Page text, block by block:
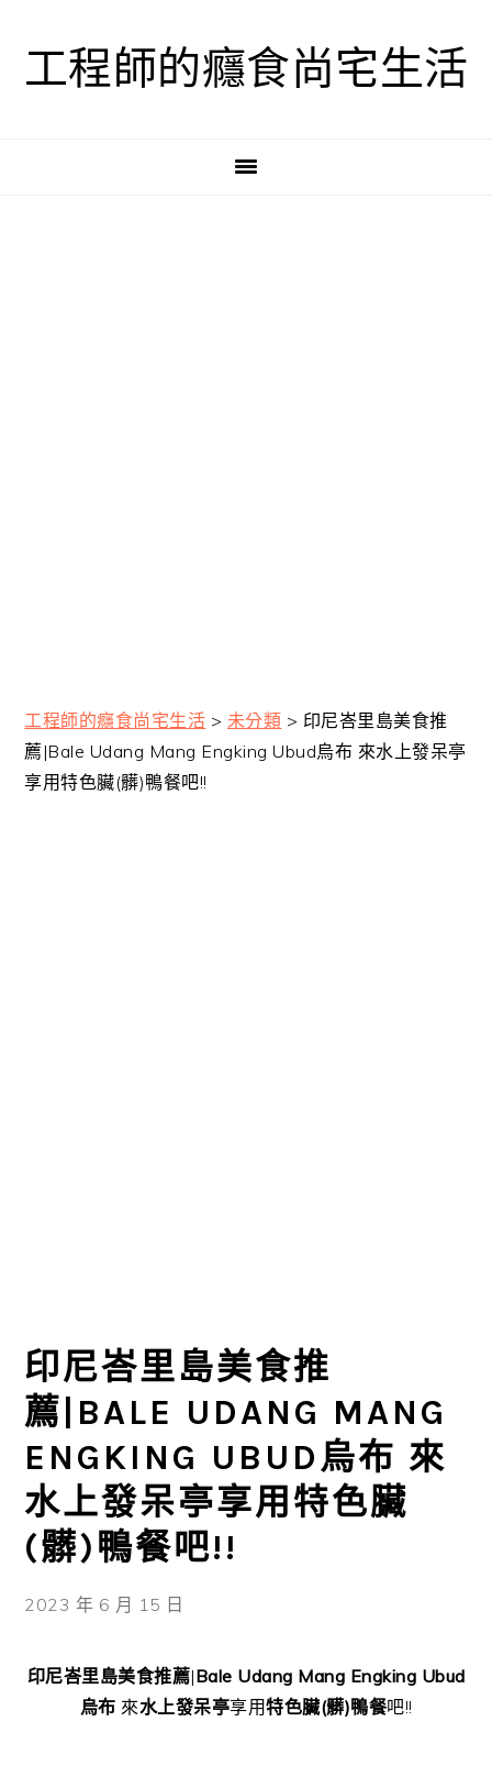
工程師的癮食尚宅生活
工程師的癮食尚宅生活 > 未分類 > 印尼峇里島美食推
薦|Bale Udang Mang Engking Ubud烏布 來水上發呆亭
享用特色臟(髒)鴨餐吧!!
印尼峇里島美食推
薦|BALE UDANG MANG
ENGKING UBUD烏布 來
水上發呆亭享用特色臟
(髒)鴨餐吧!!
2023 年 6 月 15 日
印尼峇里島美食推薦|Bale Udang Mang Engking Ubud
烏布 來水上發呆亭享用特色臟(髒)鴨餐吧!!